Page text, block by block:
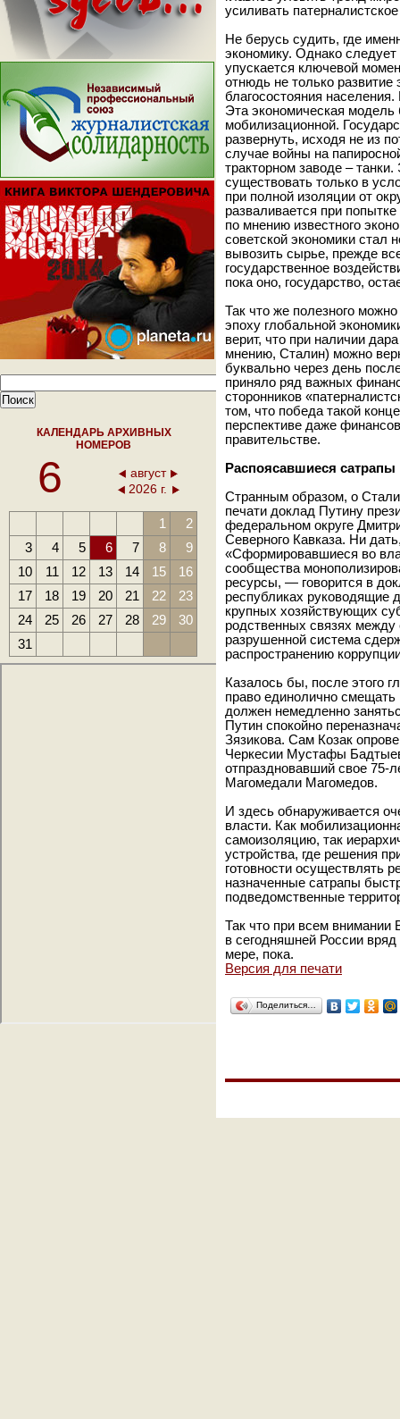
КАЛЕНДАРЬ АРХИВНЫХ
НОМЕРОВ
6
август
2026 г.
1
2
3
4 5 6 7 8
9
10
11 12 13 14 15
16
17
18 19 20 21 22
23
24
25 26 27 28 29
30
31
усиливать
Не берусь судить, где
экономику. Однако
упускается ключевой
отнюдь не только развитие
благосостояния
Эта экономическая модель
мобилизационной.
развернуть, исходя не из
случае войны на
тракторном заводе –
существовать только в
при полной изоляции от
разваливается при
по мнению известного
советской экономики стал
вывозить сырье, прежде
государственное
пока оно, государство,
Так что же полезного
эпоху глобальной
верит, что при наличии
мнению, Сталин) можно
буквально через день
приняло ряд важных
сторонников
том, что победа такой
перспективе даже
правительстве.
Распоясавшиеся сатрапы
Странным образом, о
печати доклад Путину
федеральном округе
Северного Кавказа. Ни
«Сформировавшиеся во
сообщества
ресурсы, — говорится в
республиках руководящие
крупных хозяйствующих
родственных связях между
разрушенной система
распространению
Казалось бы, после этого
право единолично смещать
должен немедленно
Путин спокойно
Зязикова. Сам Козак
Черкесии Мустафы
отпраздновавший свое 75-
Магомедали Магомедов.
И здесь обнаруживается
власти. Как
самоизоляцию, так
устройства, где решения
готовности осуществлять
назначенные сатрапы
подведомственные
Так что при всем внимании
в сегодняшней России
мере, пока.
Версия для печати
Поделиться…